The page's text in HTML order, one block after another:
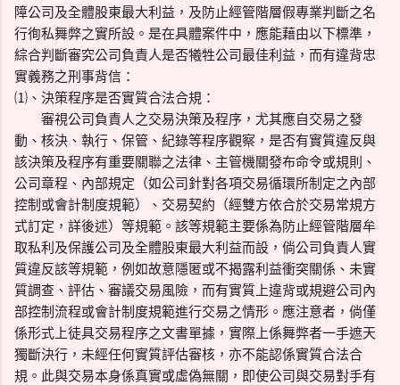
障公司及全體股東最大利益，及防止經管階層假專業判斷之名
行徇私舞弊之實所設。是在具體案件中，應能藉由以下標準，
綜合判斷審究公司負責人是否犧牲公司最佳利益，而有違背忠
實義務之刑事背信：
⑴、決策程序是否實質合法合規：
審視公司負責人之交易決策及程序，尤其應自交易之發
動、核決、執行、保管、紀錄等程序觀察，是否有實質違反與
該決策及程序有重要關聯之法律、主管機關發布命令或規則、
公司章程、內部規定（如公司針對各項交易循環所制定之內部
控制或會計制度規範）、交易契約（經雙方依合於交易常規方
式訂定，詳後述）等規範。該等規範主要係為防止經管階層牟
取私利及保護公司及全體股東最大利益而設，倘公司負責人實
質違反該等規範，例如故意隱匿或不揭露利益衝突關係、未實
質調查、評估、審議交易風險，而有實質上違背或規避公司內
部控制流程或會計制度規範進行交易之情形。應注意者，倘僅
係形式上徒具交易程序之文書單據，實際上係舞弊者一手遮天
獨斷決行，未經任何實質評估審核，亦不能認係實質合法合
規。此與交易本身係真實或虛偽無關，即使公司與交易對手有